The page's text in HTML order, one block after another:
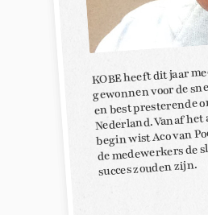
KOBE heeft dit jaar
gewonnen voor de
en best presterende
Nederland. Vanaf
begin wist Aco van
de medewerkers de
succes zouden zijn.